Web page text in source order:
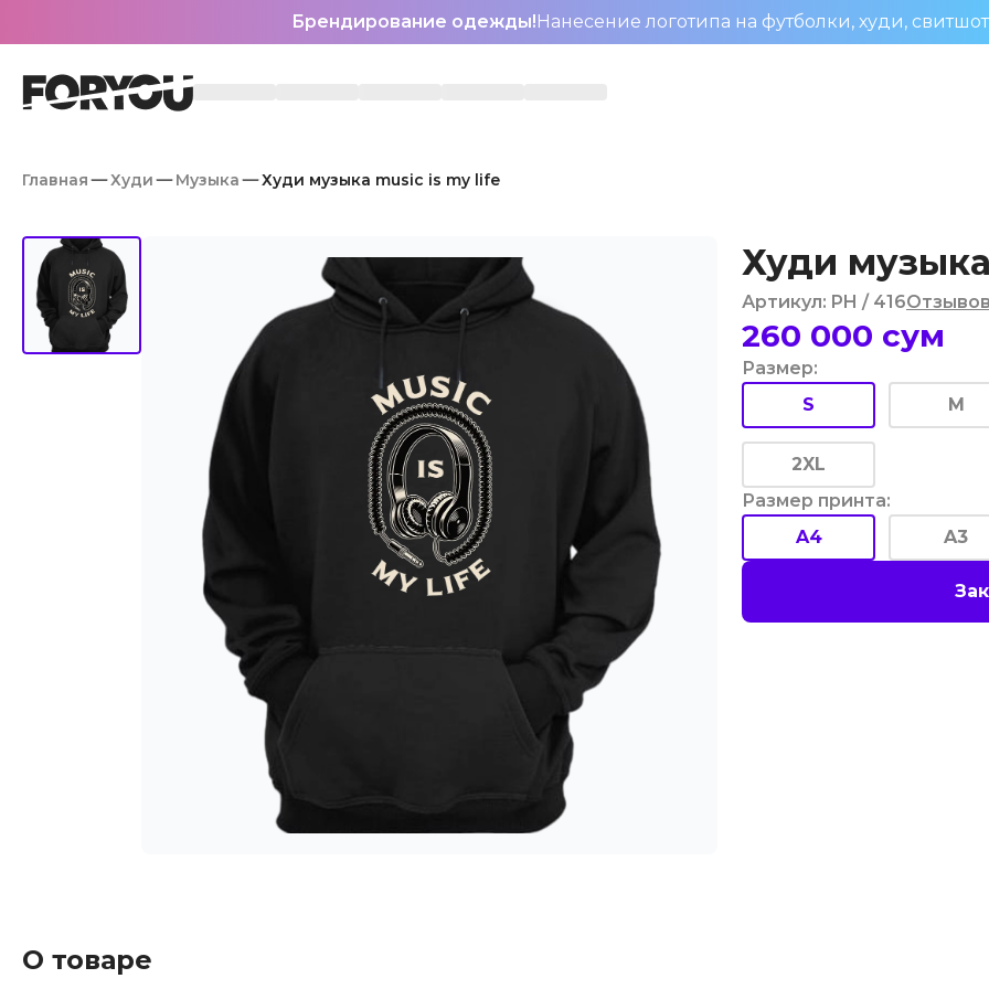
Брендирование одежды!Нанесение логотипа на футболки, худи,
Главная Худи Музыка Худи музыка music is my life
Худи
Артикул: PH / 416Отзывов
260 000 сум
Размер:
S
M
2XL
Размер принта:
A4
A3
О товаре